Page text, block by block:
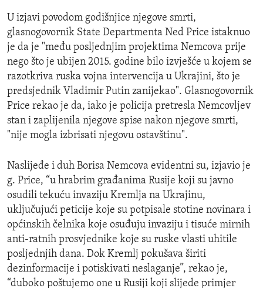
U izjavi povodom godišnjice njegove smrti,
glasnogovornik State Departmenta Ned Price istaknuo
je da je "među posljednjim projektima Nemcova prije
nego što je ubijen 2015. godine bilo izvješće u kojem se
razotkriva ruska vojna intervencija u Ukrajini, što je
predsjednik Vladimir Putin zanijekao". Glasnogovornik
Price rekao je da, iako je policija pretresla Nemcovljev
stan i zaplijenila njegove spise nakon njegove smrti,
"nije mogla izbrisati njegovu ostavštinu".
Naslijeđe i duh Borisa Nemcova evidentni su, izjavio je
g. Price, “u hrabrim građanima Rusije koji su javno
osudili tekuću invaziju Kremlja na Ukrajinu,
uključujući peticije koje su potpisale stotine novinara i
općinskih čelnika koje osuđuju invaziju i tisuće mirnih
anti-ratnih prosvjednike koje su ruske vlasti uhitile
posljednjih dana. Dok Kremlj pokušava širiti
dezinformacije i potiskivati neslaganje”, rekao je,
“duboko poštujemo one u Rusiji koji slijede primjer